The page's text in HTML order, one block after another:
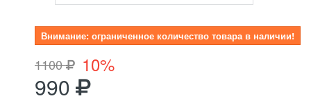
Внимание: ограниченное количество товара в наличии!
1100 10%
990